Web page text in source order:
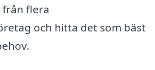
flera
och hitta det som bäst